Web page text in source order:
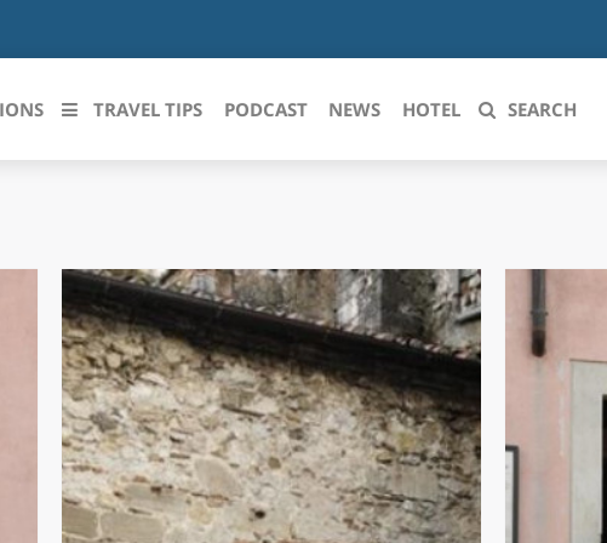
ROMAGNA
VENEZIA GIULIA
LOMBARDIA
MARCHE
MOLISE
PIEMONTE
PUGLIA
TRAVEL TIPS PODCAST NEWS HOTEL SEARCH